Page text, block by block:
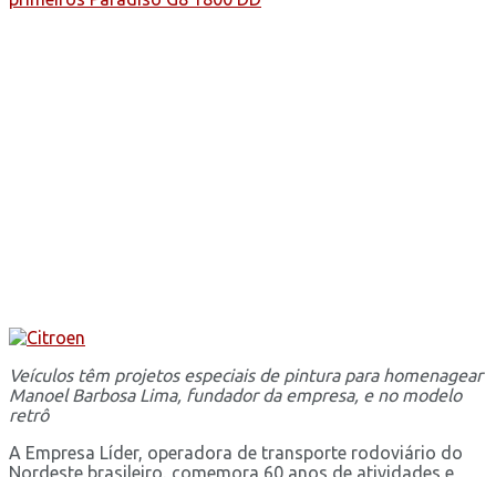
Veículos têm projetos especiais de pintura para homenagear
Manoel Barbosa Lima, fundador da empresa, e no modelo
retrô
A Empresa Líder, operadora de transporte rodoviário do
Nordeste brasileiro, comemora 60 anos de atividades e